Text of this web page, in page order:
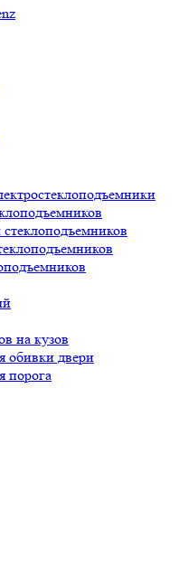
на кузов
обивки двери
порога